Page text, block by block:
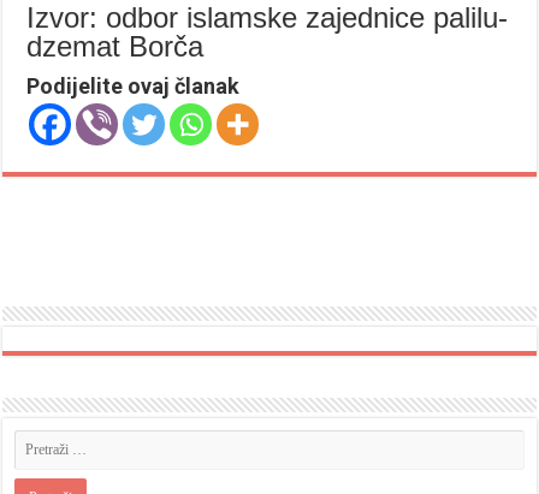
Izvor: odbor islamske zajednice palilu-
dzemat Borča
Podijelite ovaj članak